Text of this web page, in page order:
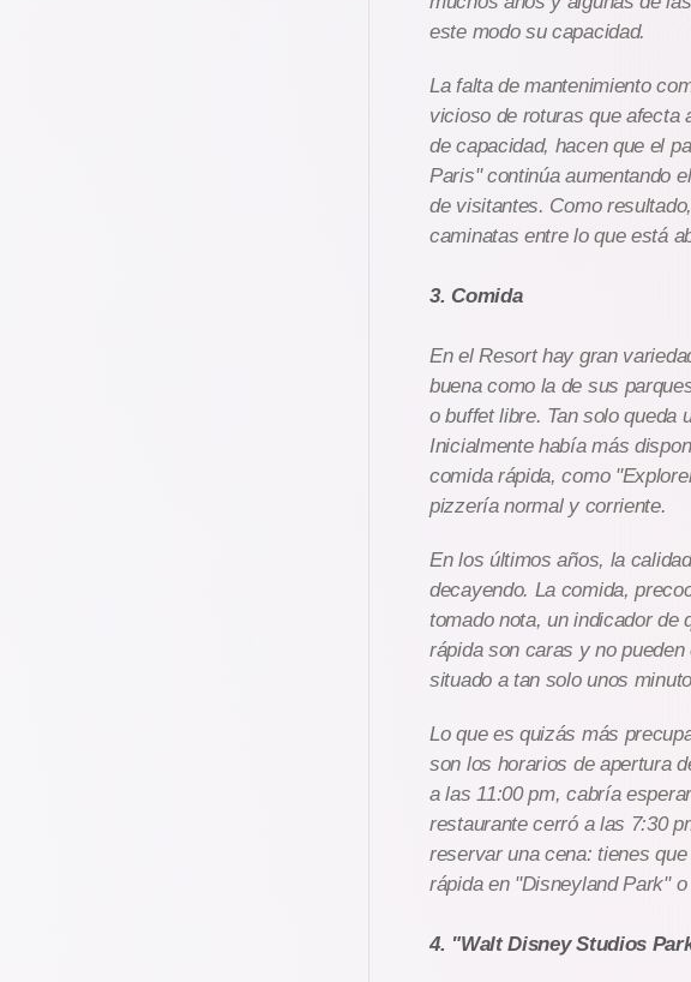
este modo su capacidad.
La falta de mantenimiento
vicioso de roturas que afecta
de capacidad, hacen que el
Paris" continúa aumentando
de visitantes. Como
caminatas entre lo que está
3. Comida
En el Resort hay gran
buena como la de sus
o buffet libre. Tan solo queda
Inicialmente había más
comida rápida, como
pizzería normal y corriente.
En los últimos años, la
decayendo. La comida,
tomado nota, un indicador de
rápida son caras y no
situado a tan solo unos
Lo que es quizás más
son los horarios de apertura
a las 11:00 pm, cabría
restaurante cerró a las 7:30
reservar una cena: tienes
rápida en "Disneyland Park"
4. "Walt Disney Studios